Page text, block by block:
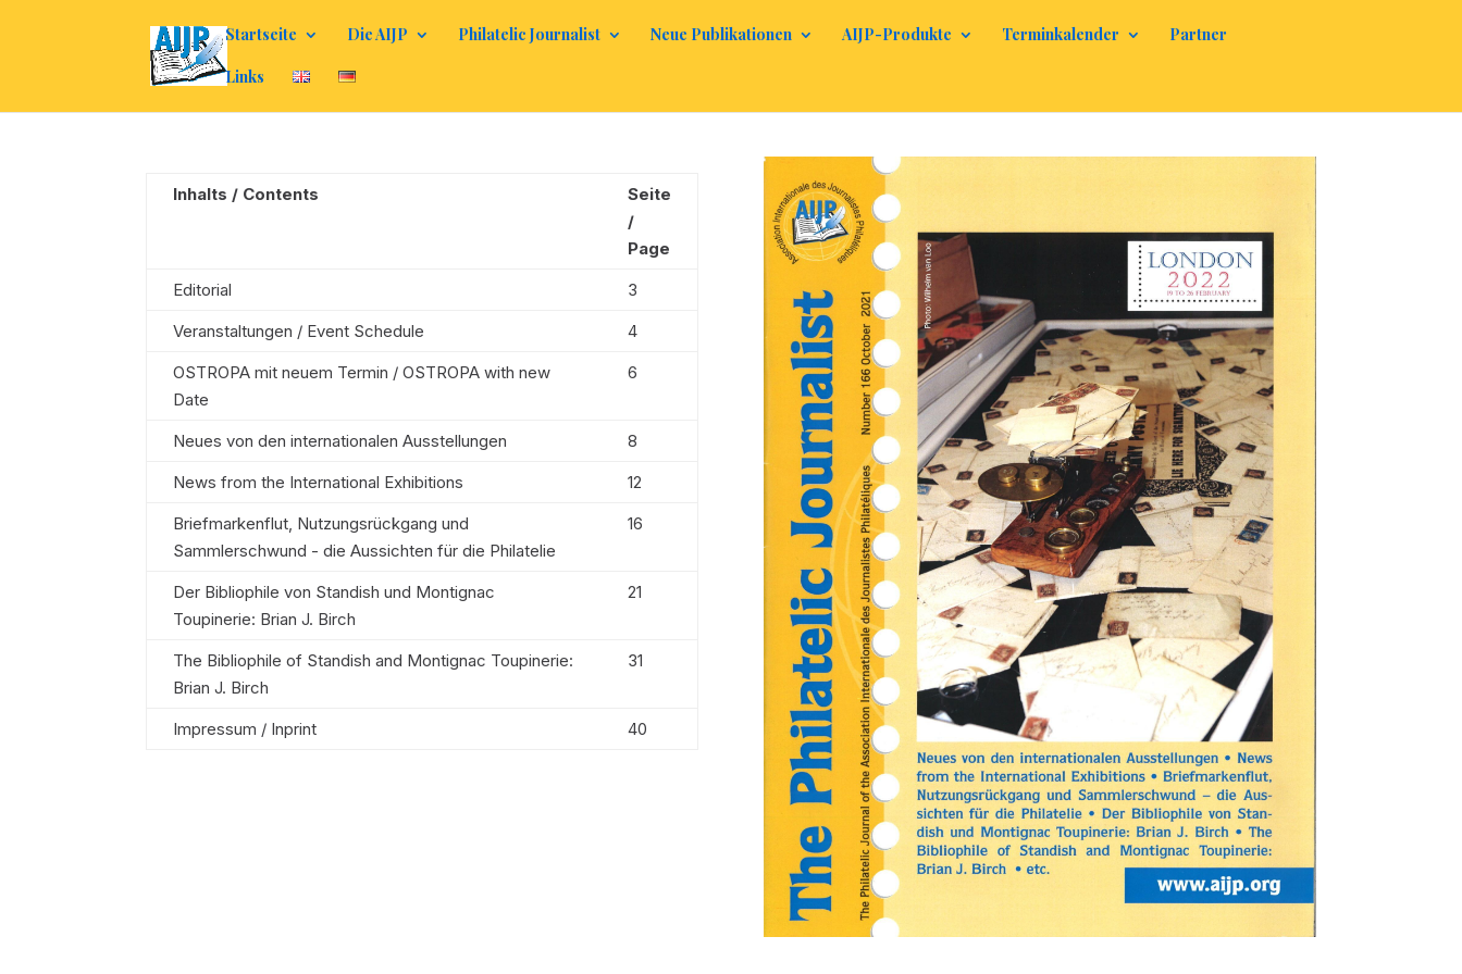
Startseite Die AIJP Philatelic Journalist Neue Publikationen AIJP-Produkte Terminkalender Partner
Links
Inhalts / Contents
Seite
/
Page
Editorial
3
Veranstaltungen / Event Schedule
4
OSTROPA mit neuem Termin / OSTROPA with new
Date
6
Neues von den internationalen Ausstellungen
8
News from the International Exhibitions
12
Briefmarkenflut, Nutzungsrückgang und
Sammlerschwund - die Aussichten für die Philatelie
16
Der Bibliophile von Standish und Montignac
Toupinerie: Brian J. Birch
21
The Bibliophile of Standish and Montignac Toupinerie:
Brian J. Birch
31
Impressum / Inprint 40